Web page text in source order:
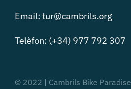
Email: tur@cambrils.org
Telèfon: (+34) 977 792 307
© 2022 | Cambrils Bike Paradise